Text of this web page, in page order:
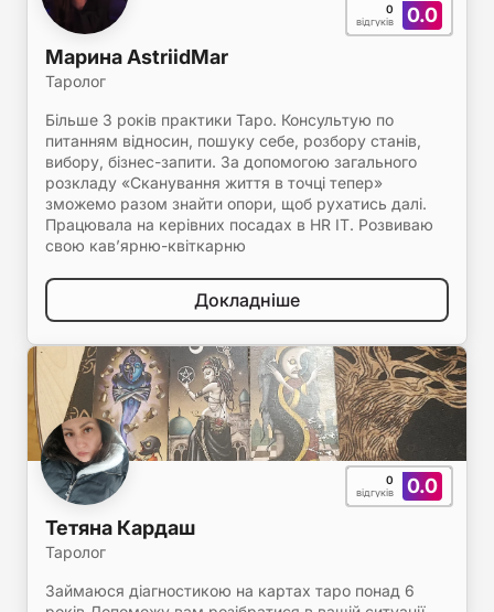
0.0
0
відгуків
Марина AstriidMar
Таролог
Більше 3 років практики Таро. Консультую по
питанням відносин, пошуку себе, розбору станів,
вибору, бізнес-запити. За допомогою загального
розкладу «Сканування життя в точці тепер»
зможемо разом знайти опори, щоб рухатись далі.
Працювала на керівних посадах в HR IT. Розвиваю
свою кавʼярню-квіткарню
Докладніше
0.0
0
відгуків
Тетяна Кардаш
Таролог
Займаюся діагностикою на картах таро понад 6